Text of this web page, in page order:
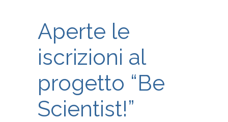
Aperte le
iscrizioni al
progetto “Be
Scientist!”